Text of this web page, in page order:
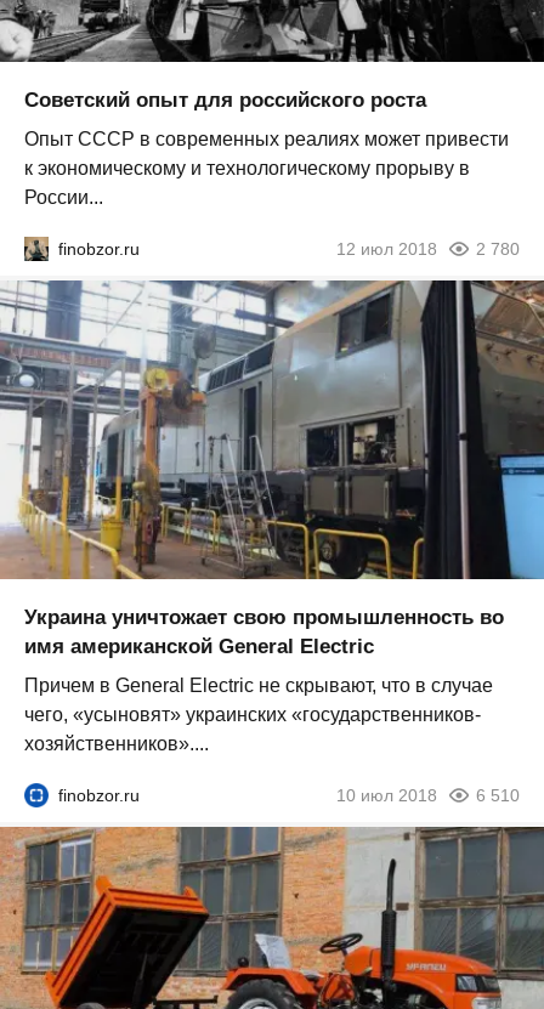
Советский опыт для российского роста
Опыт СССР в современных реалиях может привести
к экономическому и технологическому прорыву в
России...
finobzor.ru 12 июл 2018 2 780
Украина уничтожает свою промышленность во
имя американской General Electric
Причем в General Electric не скрывают, что в случае
чего, «усыновят» украинских «государственников-
хозяйственников»....
finobzor.ru 10 июл 2018 6 510